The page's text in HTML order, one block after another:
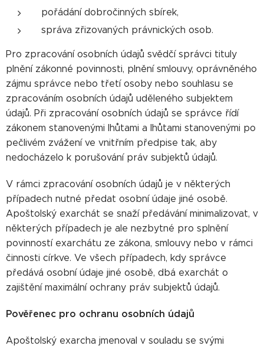
pořádání dobročinných sbírek,
správa zřizovaných právnických osob.
Pro zpracování osobních údajů svědčí správci tituly
plnění zákonné povinnosti, plnění smlouvy, oprávněného
zájmu správce nebo třetí osoby nebo souhlasu se
zpracováním osobních údajů uděleného subjektem
údajů. Při zpracování osobních údajů se správce řídí
zákonem stanovenými lhůtami a lhůtami stanovenými po
pečlivém zvážení ve vnitřním předpise tak, aby
nedocházelo k porušování práv subjektů údajů.
V rámci zpracování osobních údajů je v některých
případech nutné předat osobní údaje jiné osobě.
Apoštolský exarchát se snaží předávání minimalizovat, v
některých případech je ale nezbytné pro splnění
povinností exarchátu ze zákona, smlouvy nebo v rámci
činnosti církve. Ve všech případech, kdy správce
předává osobní údaje jiné osobě, dbá exarchát o
zajištění maximální ochrany práv subjektů údajů.
Pověřenec pro ochranu osobních údajů
Apoštolský exarcha jmenoval v souladu se svými